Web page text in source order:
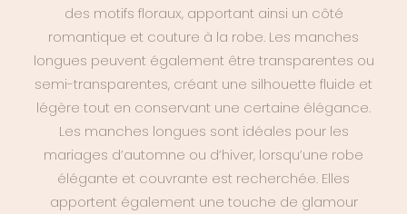
des motifs floraux, apportant ainsi un côté
romantique et couture à la robe. Les manches
longues peuvent également être transparentes ou
semi-transparentes, créant une silhouette fluide et
légère tout en conservant une certaine élégance.
Les manches longues sont idéales pour les
mariages d’automne ou d’hiver, lorsqu’une robe
élégante et couvrante est recherchée. Elles
apportent également une touche de glamour